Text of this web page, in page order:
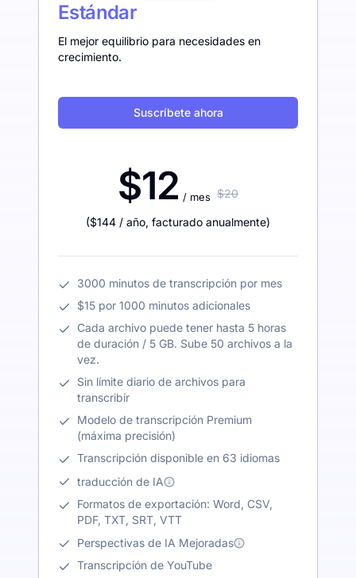
Estándar
El mejor equilibrio para necesidades en
crecimiento.
Suscríbete ahora
$12 / mes $20
($144 / año, facturado anualmente)
3000 minutos de transcripción por mes
$15 por 1000 minutos adicionales
Cada archivo puede tener hasta 5 horas
de duración / 5 GB. Sube 50 archivos a la
vez.
Sin límite diario de archivos para
transcribir
Modelo de transcripción Premium
(máxima precisión)
Transcripción disponible en 63 idiomas
traducción de IA
Formatos de exportación: Word, CSV,
PDF, TXT, SRT, VTT
Perspectivas de IA Mejoradas
Transcripción de YouTube